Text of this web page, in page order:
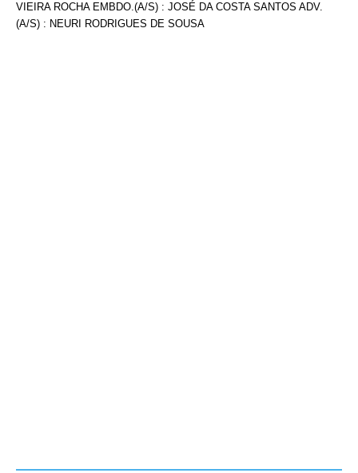
VIEIRA ROCHA EMBDO.(A/S) : JOSÉ DA COSTA SANTOS ADV.
(A/S) : NEURI RODRIGUES DE SOUSA